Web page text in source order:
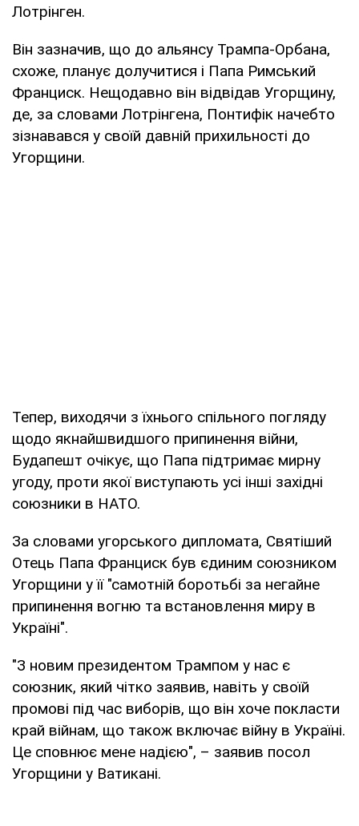
Лотрінген.
Він зазначив, що до альянсу Трампа-Орбана,
схоже, планує долучитися і Папа Римський
Франциск. Нещодавно він відвідав Угорщину,
де, за словами Лотрінгена, Понтифік начебто
зізнавався у своїй давній прихильності до
Угорщини.
Тепер, виходячи з їхнього спільного погляду
щодо якнайшвидшого припинення війни,
Будапешт очікує, що Папа підтримає мирну
угоду, проти якої виступають усі інші західні
союзники в НАТО.
За словами угорського дипломата, Святіший
Отець Папа Франциск був єдиним союзником
Угорщини у її "самотній боротьбі за негайне
припинення вогню та встановлення миру в
Україні".
"З новим президентом Трампом у нас є
союзник, який чітко заявив, навіть у своїй
промові під час виборів, що він хоче покласти
край війнам, що також включає війну в Україні.
Це сповнює мене надією", – заявив посол
Угорщини у Ватикані.